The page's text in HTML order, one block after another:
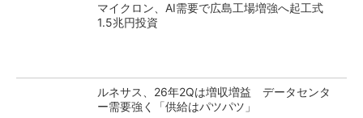
マイクロン、AI需要で広島工場増強へ起工式
1.5兆円投資
ルネサス、26年2Qは増収増益 データセンタ
ー需要強く「供給はパツパツ」